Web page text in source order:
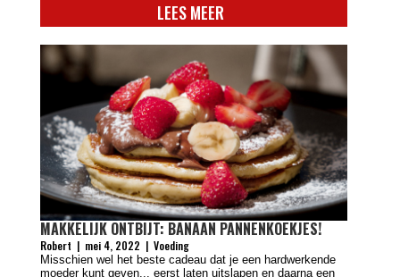
LEES MEER
MAKKELIJK ONTBIJT: BANAAN PANNENKOEKJES!
Robert | mei 4, 2022 | Voeding
Misschien wel het beste cadeau dat je een hardwerkende
moeder kunt geven... eerst laten uitslapen en daarna een